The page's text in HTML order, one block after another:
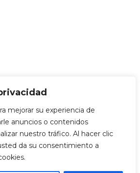
mejorar su experiencia de
anuncios o contenidos
nuestro tráfico. Al hacer clic
da su consentimiento a